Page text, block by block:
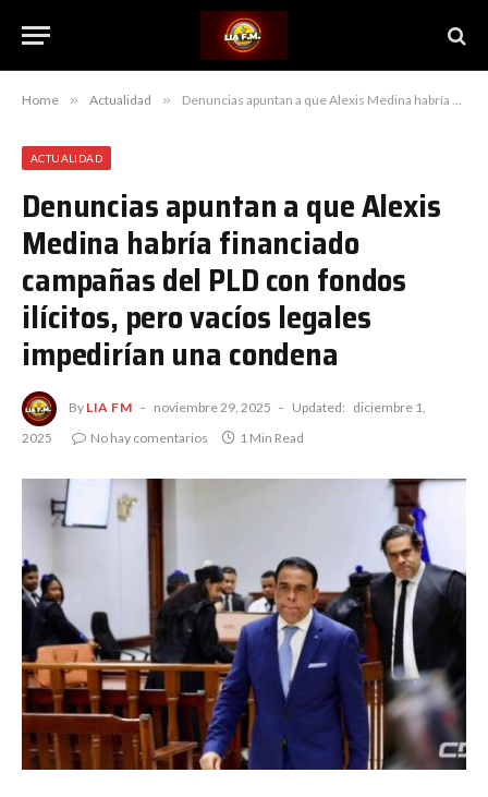
Home » Actualidad » Denuncias apuntan a que Alexis Medina habría financiado campañas del PLD con fondos ilícitos, pero vacíos legales impedirían una condena
ACTUALIDAD
Denuncias apuntan a que Alexis
Medina habría financiado
campañas del PLD con fondos
ilícitos, pero vacíos legales
impedirían una condena
By LIA FM noviembre 29, 2025 Updated: diciembre 1,
2025
No hay comentarios 1 Min Read